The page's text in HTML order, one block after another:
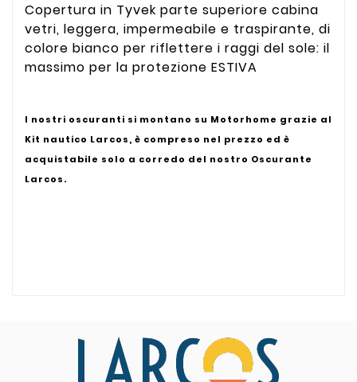
Copertura in Tyvek parte superiore cabina
vetri, leggera, impermeabile e traspirante, di
colore bianco per riflettere i raggi del sole: il
massimo per la protezione ESTIVA
I nostri oscuranti si montano su Motorhome grazie al
Kit nautico Larcos, è compreso nel prezzo ed è
acquistabile solo a corredo del nostro Oscurante
Larcos.